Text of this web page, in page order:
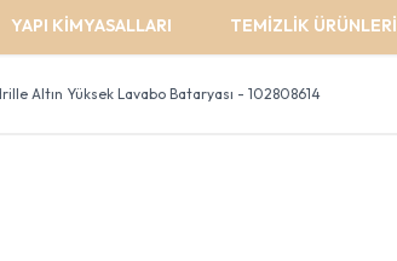
YAPI KİMYASALLARI TEMİZLİK ÜRÜNLERİ
Altın Yüksek Lavabo Bataryası - 102808614